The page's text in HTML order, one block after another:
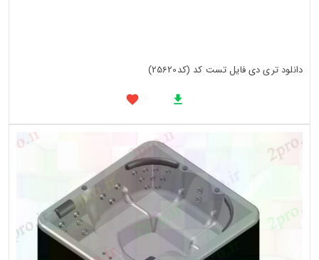
دانلود تری دی فایل تست کد (کد25620)